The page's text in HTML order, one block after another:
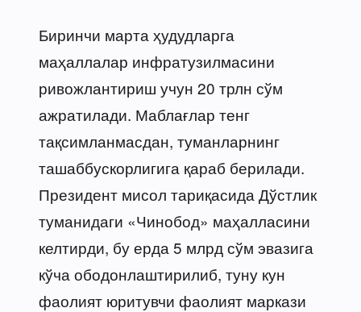
Биринчи марта ҳудудларга
маҳаллалар инфратузилмасини
ривожлантириш учун 20 трлн сўм
ажратилади. Маблағлар тенг
тақсимланмасдан, туманларнинг
ташаббускорлигига қараб берилади.
Президент мисол тариқасида Дўстлик
туманидаги «Чинобод» маҳалласини
келтирди, бу ерда 5 млрд сўм эвазига
кўча ободонлаштирилиб, туну кун
фаолият юритувчи фаолият маркази